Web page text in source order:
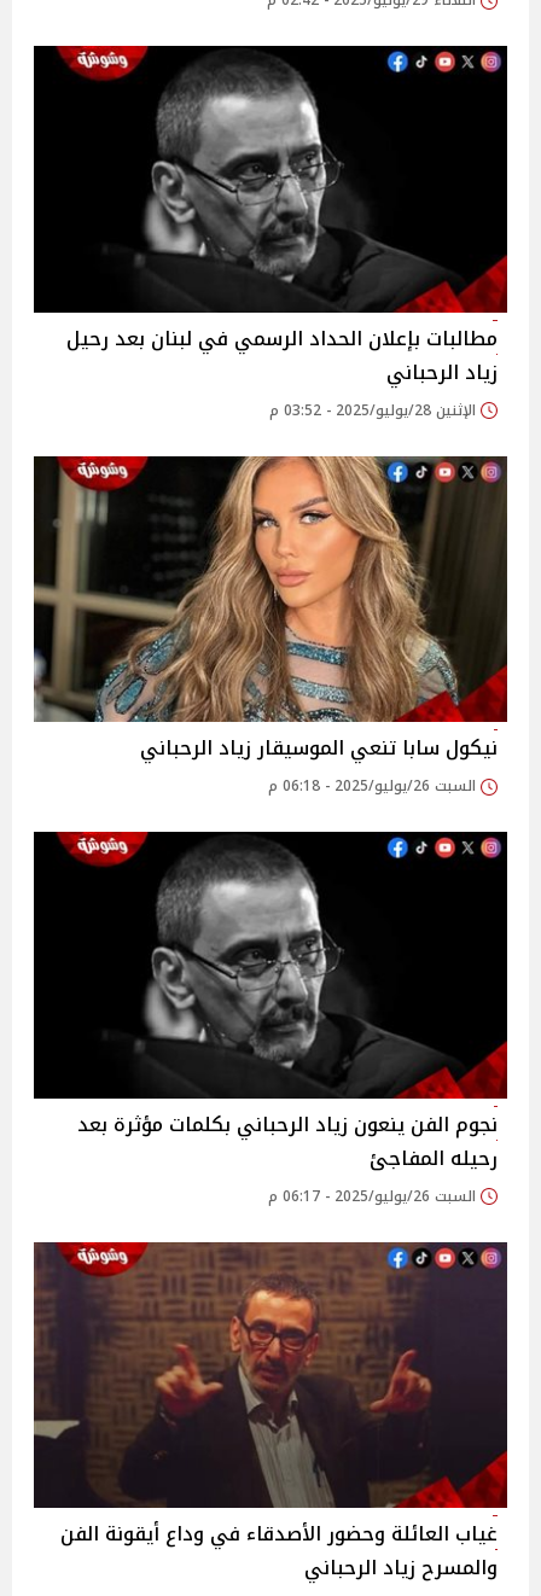
مطالبات بإعلان الحداد الرسمي في لبنان بعد رحيل
زياد الرحباني‎
الإثنين 28/يوليو/2025 - 03:52 م
نيكول سابا تنعي الموسيقار زياد الرحباني‎
السبت 26/يوليو/2025 - 06:18 م
نجوم الفن ينعون زياد الرحباني بكلمات مؤثرة بعد
رحيله المفاجئ‎
السبت 26/يوليو/2025 - 06:17 م
غياب العائلة وحضور الأصدقاء في وداع أيقونة الفن
والمسرح‎ زياد الرحباني